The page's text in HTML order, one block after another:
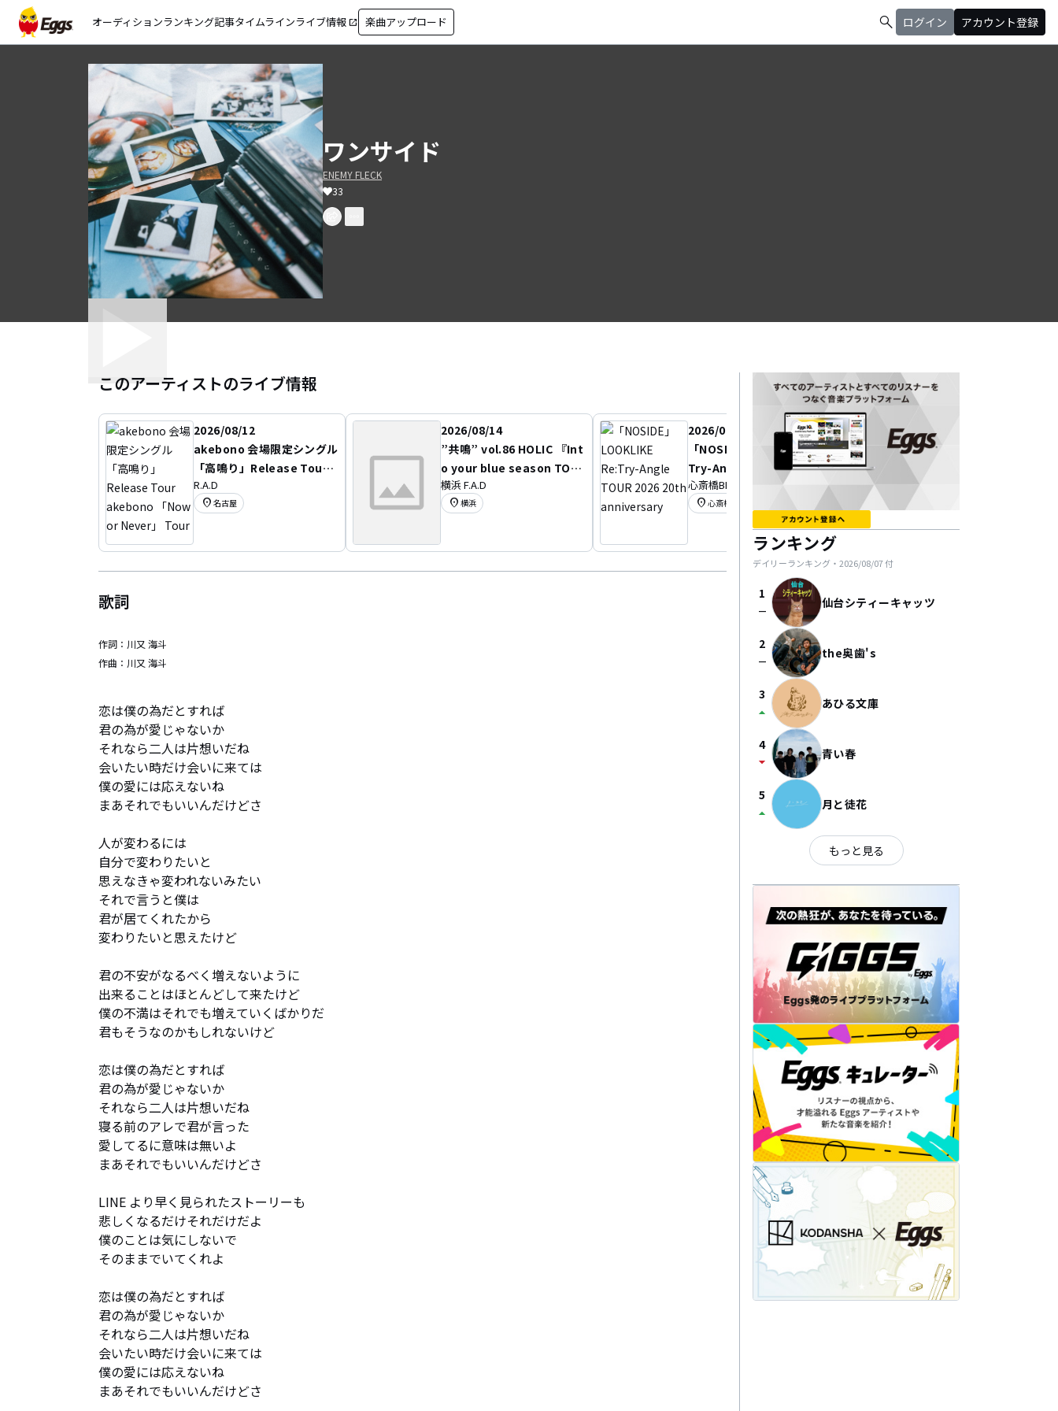
オーディションランキング記事タイムラインライブ情報 open_in_new 楽曲アップロード search ログイン アカウント登録
ワンサイド
ENEMY FLECK
33
このアーティストのライブ情報
2026/08/12
akebono 会場限定シングル
「高鳴り」Release Tour a
kebono 「Now or Neve
r」 Tour
R.A.D
location_on 名古屋
2026/08/14
”共鳴” vol.86 HOLIC 『Int
o your blue season TOU
R』
横浜 F.A.D
location_on 横浜
2026/08/16
「NOSIDE」LOOKLIKE Re:
Try-Angle TOUR 2026 20t
h anniversary
心斎橋BRONZE
location_on 心斎橋
2026/08/27
ペルシカリア 5th EP「
歌詞
作詞： 川又 海斗
作曲： 川又 海斗
恋は僕の為だとすれば
君の為が愛じゃないか
それなら⼆⼈は⽚想いだね
会いたい時だけ会いに来ては
僕の愛には応えないね
まあそれでもいいんだけどさ
⼈が変わるには
⾃分で変わりたいと
思えなきゃ変われないみたい
それで⾔うと僕は
君が居てくれたから
変わりたいと思えたけど
君の不安がなるべく増えないように
出来ることはほとんどして来たけど
僕の不満はそれでも増えていくばかりだ
君もそうなのかもしれないけど
恋は僕の為だとすれば
君の為が愛じゃないか
それなら⼆⼈は⽚想いだね
寝る前のアレで君が⾔った
愛してるに意味は無いよ
まあそれでもいいんだけどさ
LINE より早く⾒られたストーリーも
悲しくなるだけそれだけだよ
僕のことは気にしないで
そのままでいてくれよ
恋は僕の為だとすれば
君の為が愛じゃないか
それなら⼆⼈は⽚想いだね
会いたい時だけ会いに来ては
僕の愛には応えないね
まあそれでもいいんだけどさ
ランキング
デイリーランキング・ 2026/08/07付
1
check_indeterminate_small 仙台シティーキャッツ
2
check_indeterminate_small the奥歯's
3
arrow_drop_up あひる文庫
4
arrow_drop_down 青い春
5
arrow_drop_up 月と徒花
もっと見る